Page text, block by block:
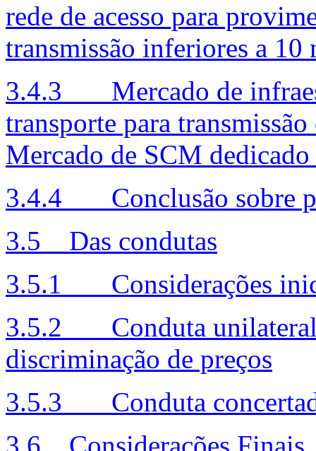
rede de acesso para
transmissão inferiores a 10
3.4.3 Mercado de
transporte para
Mercado de SCM
3.4.4 Conclusão sobre
3.5 Das condutas
3.5.1 Considerações
3.5.2 Conduta unilateral
discriminação de preços
3.5.3 Conduta